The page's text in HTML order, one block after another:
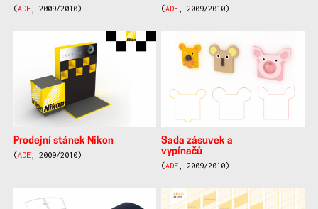
(ADE, 2009/2010) (ADE , 2009/2010)
Prodejní stánek Nikon
(ADE, 2009/2010)
Sada zásuvek a
vypínačů
(ADE , 2009/2010)